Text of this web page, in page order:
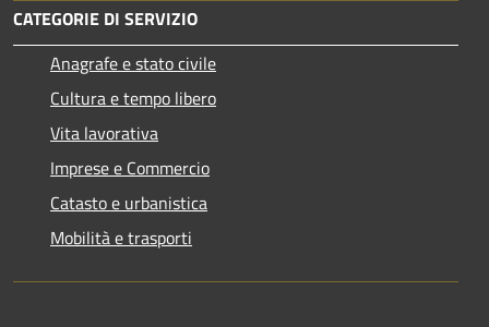
CATEGORIE DI SERVIZIO
Anagrafe e stato civile
Cultura e tempo libero
Vita lavorativa
Imprese e Commercio
Catasto e urbanistica
Mobilità e trasporti